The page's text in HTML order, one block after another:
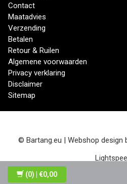
Contact
Maatadvies
Verzending
Betalen
Retour & Ruilen
Algemene voorwaarden
Privacy verklaring
Disclaimer
Sitemap
© Bartang.eu | Webshop design
(0) | €0,00